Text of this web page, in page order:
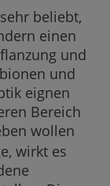
beliebt,
einen
und
und
eignen
Bereich
wollen
wirkt es